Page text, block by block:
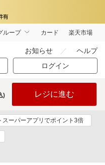
ループ カード 楽天市場
お知らせ ヘルプ
ログイン
) レジに進む
スーパーアプリでポイント3倍